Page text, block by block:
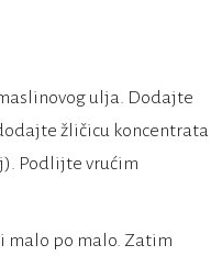
ulja. Dodajte
žličicu koncentrata
Podlijte vrućim
malo po malo. Zatim